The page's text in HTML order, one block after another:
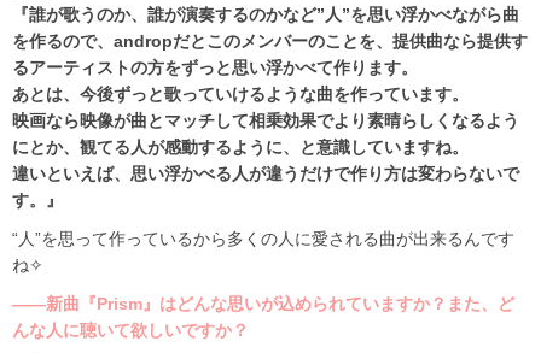
『誰が歌うのか、誰が演奏するのかなど”人”を思い浮かべながら曲
を作るので、andropだとこのメンバーのことを、提供曲なら提供す
るアーティストの方をずっと思い浮かべて作ります。
あとは、今後ずっと歌っていけるような曲を作っています。
映画なら映像が曲とマッチして相乗効果でより素晴らしくなるよう
にとか、観てる人が感動するように、と意識していますね。
違いといえば、思い浮かべる人が違うだけで作り方は変わらないで
す。』
“人”を思って作っているから多くの人に愛される曲が出来るんです
ね✧
――新曲『Prism』はどんな思いが込められていますか？また、ど
んな人に聴いて欲しいですか？